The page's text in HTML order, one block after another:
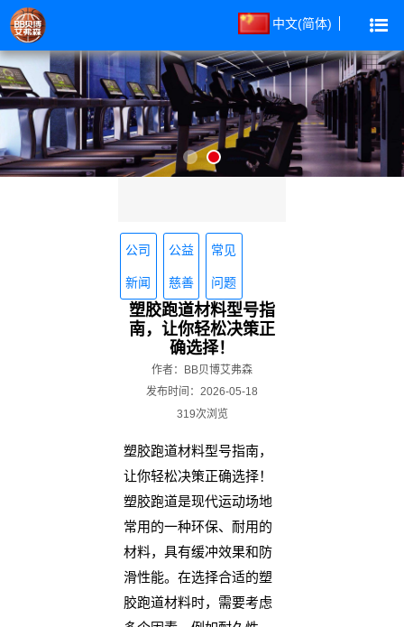
中文(简体)
公司
新闻
公益
慈善
常见
问题
塑胶跑道材料型号指
南，让你轻松决策正
确选择！
作者：BB贝博艾弗森
发布时间：2026-05-18
319次浏览
塑胶跑道材料型号指南，
让你轻松决策正确选择！
塑胶跑道是现代运动场地
常用的一种环保、耐用的
材料，具有缓冲效果和防
滑性能。在选择合适的塑
胶跑道材料时，需要考虑